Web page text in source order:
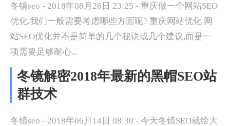
冬镜seo - 2018年08月26日 23:25 - 重庆做一个网站SEO
优化,我们一般需要考虑哪些方面呢? 重庆网站优化 网
站SEO优化并不是简单的几个秘诀或几个建议,而是一
项需要足够耐心...
冬镜解密2018年最新的黑帽SEO站
群技术
冬镜seo - 2018年06月14日 08:30 - 今天冬镜SEO就给大